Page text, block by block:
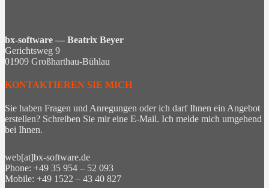
bx-software — Beatrix Beyer
Gerichtsweg 9
01909 Großharthau-Bühlau
KONTAKTIEREN SIE MICH
Sie haben Fragen und Anregungen oder ich darf Ihnen ein Angebot
erstellen? Schreiben Sie mir eine E-Mail. Ich melde mich umgehend
bei Ihnen.
web[at]bx-software.de
Phone: +49 35 954 – 52 093
Mobile: +49 1522 – 43 40 827